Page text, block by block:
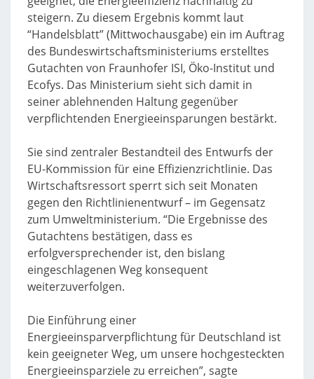
steigern. Zu diesem Ergebnis kommt laut
“Handelsblatt” (Mittwochausgabe) ein im Auftrag
des Bundeswirtschaftsministeriums erstelltes
Gutachten von Fraunhofer ISI, Öko-Institut und
Ecofys. Das Ministerium sieht sich damit in
seiner ablehnenden Haltung gegenüber
verpflichtenden Energieeinsparungen bestärkt.
Sie sind zentraler Bestandteil des Entwurfs der
EU-Kommission für eine Effizienzrichtlinie. Das
Wirtschaftsressort sperrt sich seit Monaten
gegen den Richtlinienentwurf – im Gegensatz
zum Umweltministerium. “Die Ergebnisse des
Gutachtens bestätigen, dass es
erfolgversprechender ist, den bislang
eingeschlagenen Weg konsequent
weiterzuverfolgen.
Die Einführung einer
Energieeinsparverpflichtung für Deutschland ist
kein geeigneter Weg, um unsere hochgesteckten
Energieeinsparziele zu erreichen”, sagte